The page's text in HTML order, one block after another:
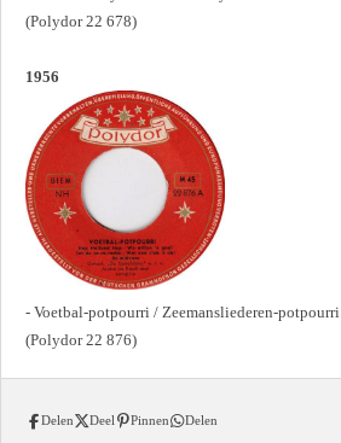
(Polydor 22 678)
1956
- Voetbal-potpourri / Zeemansliederen-potpourri
(Polydor 22 876)
Delen Deel Pinnen Delen